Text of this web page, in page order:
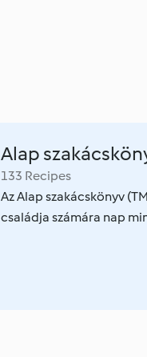
Alap
133 Recipes
Az Alap szakácskönyv
családja számára nap